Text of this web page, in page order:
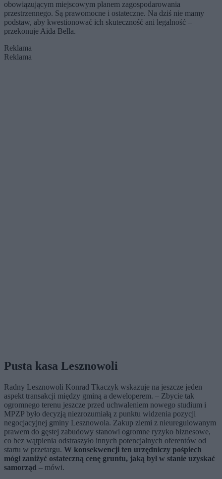
obowiązującym miejscowym planem zagospodarowania
przestrzennego. Są prawomocne i ostateczne. Na dziś nie mamy
podstaw, aby kwestionować ich skuteczność ani legalność –
przekonuje Aida Bella.
Reklama
Reklama
Pusta kasa Lesznowoli
Radny Lesznowoli Konrad Tkaczyk wskazuje na jeszcze jeden
aspekt transakcji między gminą a deweloperem. – Zbycie tak
ogromnego terenu jeszcze przed uchwaleniem nowego studium i
MPZP było decyzją niezrozumiałą z punktu widzenia pozycji
negocjacyjnej gminy Lesznowola. Zakup ziemi z nieuregulowanym
prawem do gęstej zabudowy stanowi ogromne ryzyko biznesowe,
co bez wątpienia odstraszyło innych potencjalnych oferentów od
startu w przetargu. W konsekwencji ten urzędniczy pośpiech
mógł zaniżyć ostateczną cenę gruntu, jaką był w stanie uzyskać
samorząd – mówi.